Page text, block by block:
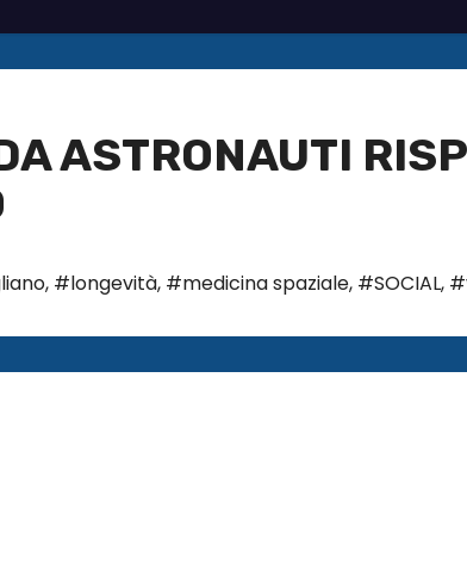
ASTRONAUTI
, #longevità, #medicina spaziale, #SOCIAL,